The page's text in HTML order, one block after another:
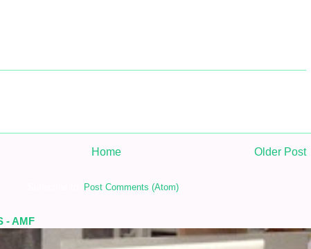
Older Post
Home
Post Comments (Atom)
- AMF